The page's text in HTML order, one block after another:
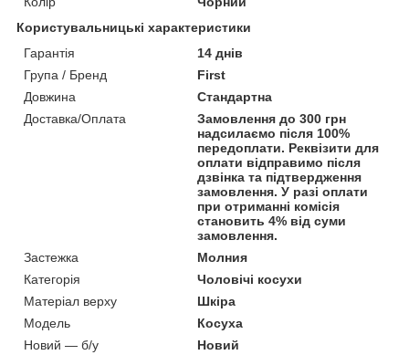
Користувальницькі характеристики
Гарантія
14 днів
Група / Бренд
First
Довжина
Стандартна
Доставка/Оплата
Замовлення до 300 грн
надсилаємо після 100%
передоплати. Реквізити для
оплати відправимо після
дзвінка та підтвердження
замовлення. У разі оплати
при отриманні комісія
становить 4% від суми
замовлення.
Застежка
Молния
Категорія
Чоловічі косухи
Матеріал верху
Шкіра
Мoдель
Косуха
Новий — б/у
Новий